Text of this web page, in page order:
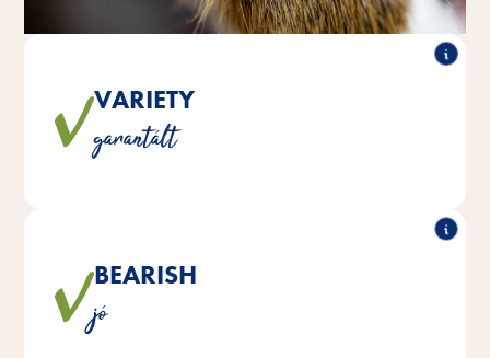
VARIETY
garantált
A vidám, ropogós mackók változatosságot és
szórakozást nyújtanak az ételtálban.
BEARISH
jó
happy Teddy tele van értékes